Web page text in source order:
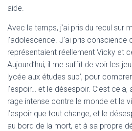
aide.
Avec le temps, j’ai pris du recul sur
l’adolescence. J’ai pris conscience
représentaient réellement Vicky et
Aujourd’hui, il me suffit de voir les
lycée aux études sup’, pour
l’espoir… et le désespoir. C’est cela,
rage intense contre le monde et la
l’espoir que tout change, et le
au bord de la mort, et à sa propre